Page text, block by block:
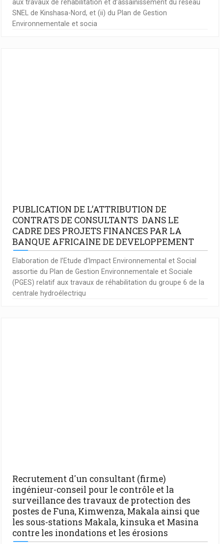
aux travaux de réhabilitation et d’assainissement du réseau
SNEL de Kinshasa-Nord, et (ii) du Plan de Gestion
Environnementale et socia
PUBLICATION DE L’ATTRIBUTION DE
CONTRATS DE CONSULTANTS DANS LE
CADRE DES PROJETS FINANCES PAR LA
BANQUE AFRICAINE DE DEVELOPPEMENT
Elaboration de l’Etude d’Impact Environnemental et Social
assortie du Plan de Gestion Environnementale et Sociale
(PGES) relatif aux travaux de réhabilitation du groupe 6 de la
centrale hydroélectriqu
Recrutement d'un consultant (firme)
ingénieur-conseil pour le contrôle et la
surveillance des travaux de protection des
postes de Funa, Kimwenza, Makala ainsi que
les sous-stations Makala, kinsuka et Masina
contre les inondations et les érosions